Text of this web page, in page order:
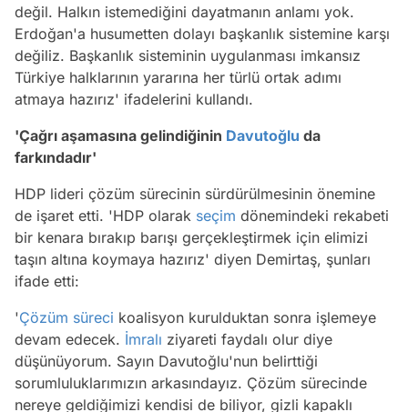
değil. Halkın istemediğini dayatmanın anlamı yok.
Erdoğan'a husumetten dolayı başkanlık sistemine karşı
değiliz. Başkanlık sisteminin uygulanması imkansız
Türkiye halklarının yararına her türlü ortak adımı
atmaya hazırız' ifadelerini kullandı.
'Çağrı aşamasına gelindiğinin Davutoğlu da
farkındadır'
HDP lideri çözüm sürecinin sürdürülmesinin önemine
de işaret etti. 'HDP olarak seçim dönemindeki rekabeti
bir kenara bırakıp barışı gerçekleştirmek için elimizi
taşın altına koymaya hazırız' diyen Demirtaş, şunları
ifade etti:
'Çözüm süreci koalisyon kurulduktan sonra işlemeye
devam edecek. İmralı ziyareti faydalı olur diye
düşünüyorum. Sayın Davutoğlu'nun belirttiği
sorumluluklarımızın arkasındayız. Çözüm sürecinde
nereye geldiğimizi kendisi de biliyor, gizli kapaklı